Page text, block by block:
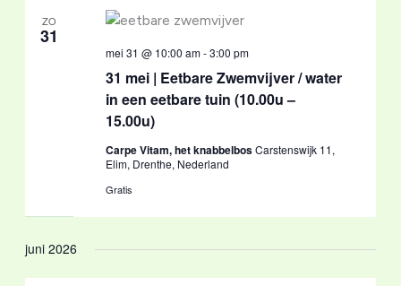
ZO
31
31 mei | Eetbare Zwemvijver / water
in een eetbare tuin (10.00u –
15.00u)
mei 31 @ 10:00 am-3:00 pm
Carpe Vitam, het knabbelbosCarstenswijk 11,
Elim, Drenthe, Nederland
Gratis
juni 2026